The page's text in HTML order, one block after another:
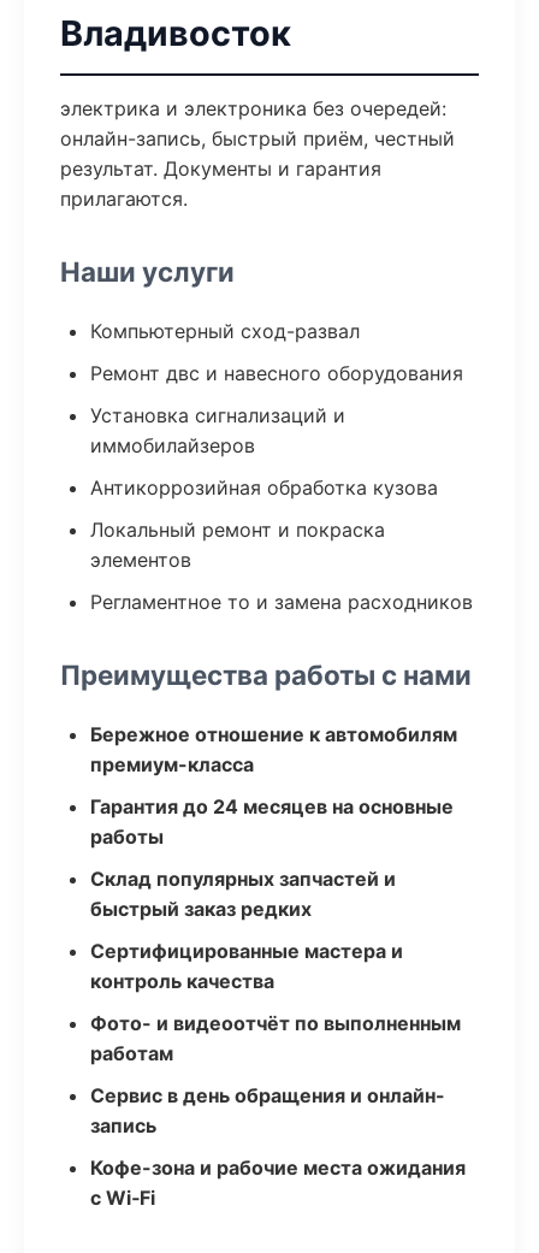
Владивосток
электрика и электроника без очередей:
онлайн-запись, быстрый приём, честный
результат. Документы и гарантия
прилагаются.
Наши услуги
Компьютерный сход-развал
Ремонт двс и навесного оборудования
Установка сигнализаций и
иммобилайзеров
Антикоррозийная обработка кузова
Локальный ремонт и покраска
элементов
Регламентное то и замена расходников
Преимущества работы с нами
Бережное отношение к автомобилям
премиум-класса
Гарантия до 24 месяцев на основные
работы
Склад популярных запчастей и
быстрый заказ редких
Сертифицированные мастера и
контроль качества
Фото- и видеоотчёт по выполненным
работам
Сервис в день обращения и онлайн-
запись
Кофе-зона и рабочие места ожидания
с Wi‑Fi